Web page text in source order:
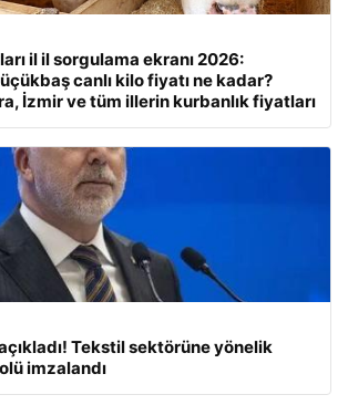
il il sorgulama ekranı 2026:
canlı kilo fiyatı ne kadar?
İzmir ve tüm illerin kurbanlık fiyatları
Tekstil sektörüne yönelik
imzalandı